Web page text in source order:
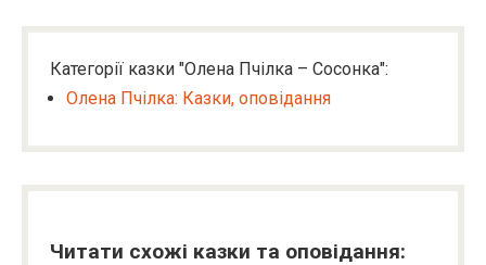
Категорії казки "Олена Пчілка – Сосонка":
Олена Пчілка: Казки, оповідання
Читати схожі казки та оповідання: